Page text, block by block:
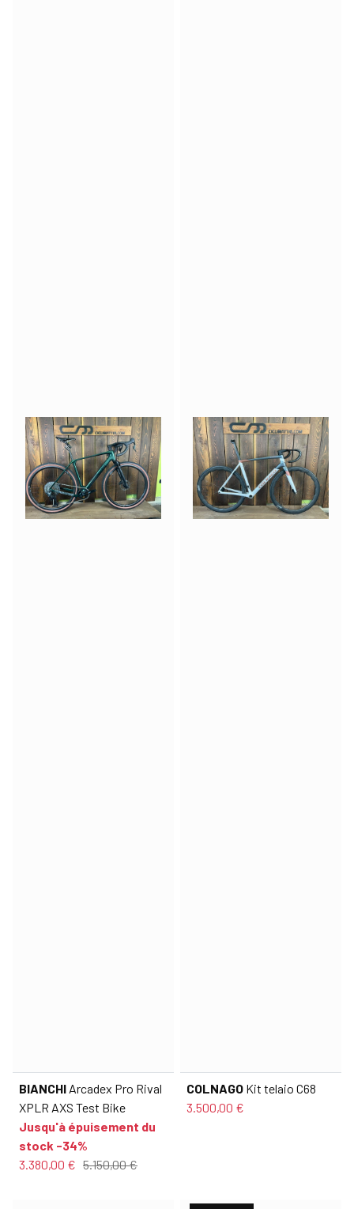
BIANCHI Arcadex Pro Rival
XPLR AXS Test Bike
Jusqu'à épuisement du
stock -34%
3.380,00 € 5.150,00 €
COLNAGO Kit telaio C68
3.500,00 €